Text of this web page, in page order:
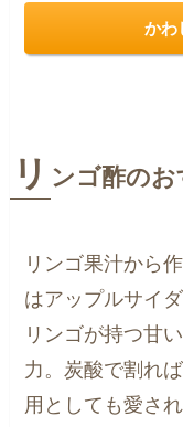
かわ
リ ンゴ酢の
リンゴ果汁から
はアップルサイ
リンゴが持つ甘
力。炭酸で割れ
用としても愛さ